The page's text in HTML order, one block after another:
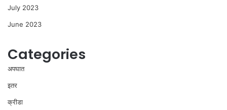
July 2023
June 2023
Categories
अपघात
इतर
क्रीडा